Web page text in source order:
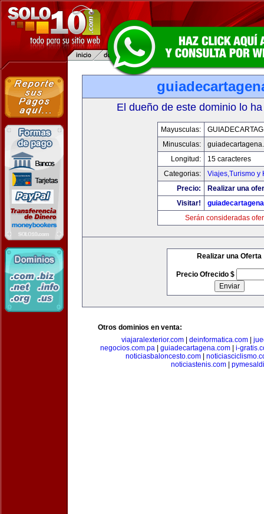
El dueño de este dominio lo
Mayusculas:
Minusculas:
Longitud:
15 caracteres
Categorias:
Viajes,Turismo y
Precio:
Realizar una
Visitar!
Serán consideradas
Realizar una Oferta
Precio Ofrecido $
Otros dominios en venta:
viajaralexterior.com| deinformatica.com|
negocios.com.pa| guiadecartagena.com| i-
noticiasbaloncesto.com
noticiastenis.com